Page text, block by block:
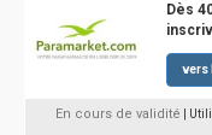
Dès
vers
En cours de validité |